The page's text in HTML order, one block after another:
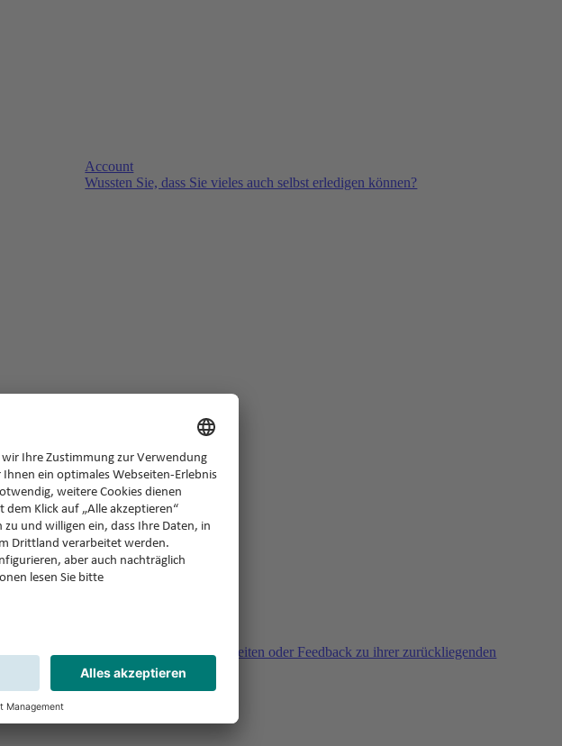
Account
Wussten Sie, dass Sie vieles auch selbst erledigen können?
Sie haben Fragen, Unklarheiten oder Feedback zu ihrer zurückliegenden
Buchung?